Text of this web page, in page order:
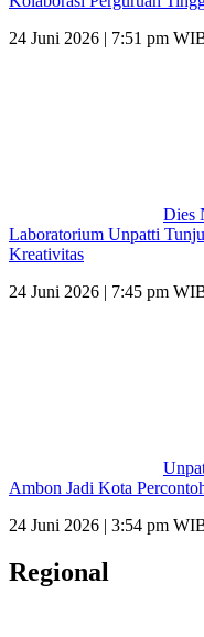
24 Juni 2026 | 7:51 pm
Dies
Laboratorium Unpatti
Kreativitas
24 Juni 2026 | 7:45 pm
Ambon Jadi Kota
24 Juni 2026 | 3:54 pm
Regional